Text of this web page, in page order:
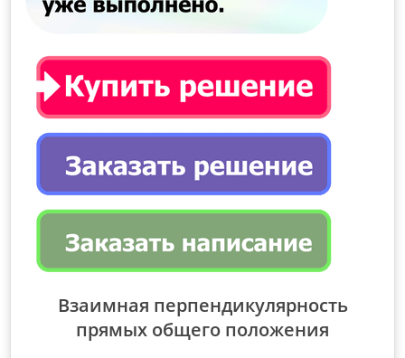
Взаимная перпендикулярность
прямых общего положения